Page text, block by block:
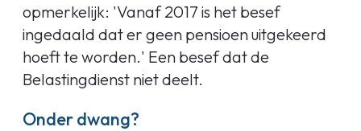
opmerkelijk: 'Vanaf 2017 is het besef
ingedaald dat er geen pensioen uitgekeerd
hoeft te worden.' Een besef dat de
Belastingdienst niet deelt.
Onder dwang?